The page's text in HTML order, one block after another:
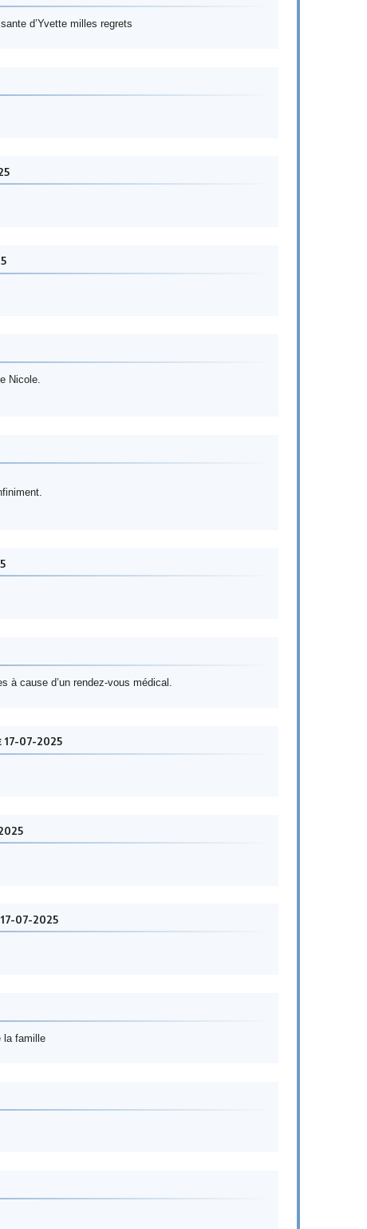
d’Yvette milles regrets
Nicole.
cause d’un rendez-vous médical.
07-2025
07-2025
la famille